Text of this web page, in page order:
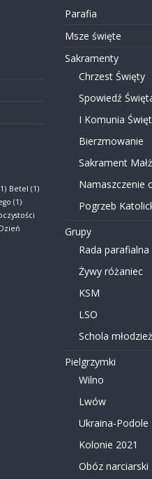
Betel (1)
(1)
Parafia
Msze święte
Sakramenty
Chrzest Święty
Spowiedź
I Komunia
Bierzmowanie
Sakrament
Namaszczenie
Pogrzeb
Grupy
Rada parafialna
Żywy różaniec
KSM
LSO
Schola
Pielgrzymki
Wilno
Lwów
Ukraina-Podole
Kolonie 2021
Obóz narciarski